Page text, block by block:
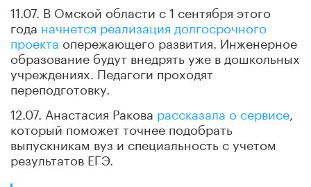
11.07. В Омской области с 1 сентября этого
года начнется реализация долгосрочного
проекта опережающего развития. Инженерное
образование будут внедрять уже в дошкольных
учреждениях. Педагоги проходят
переподготовку.
12.07. Анастасия Ракова рассказала о сервисе
который поможет точнее подобрать
выпускникам вуз и специальность с учетом
результатов ЕГЭ.